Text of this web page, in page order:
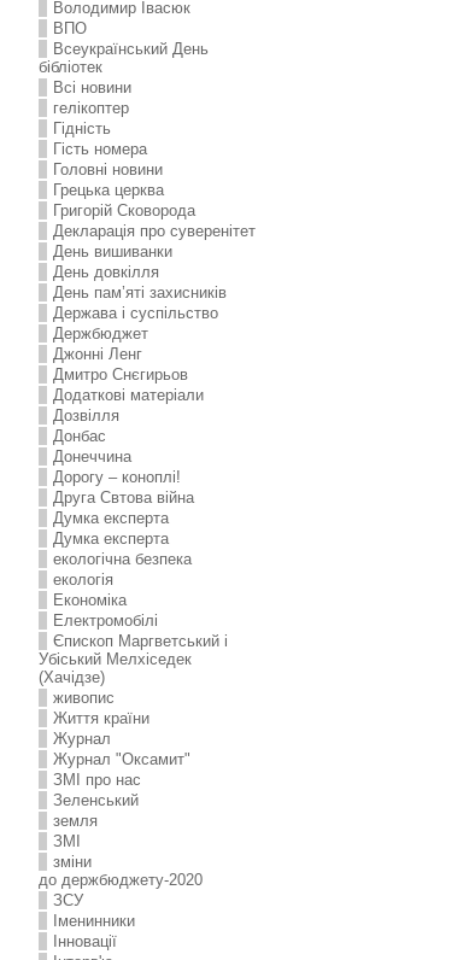
Володимир Івасюк
ВПО
Всеукраїнський День
бібліотек
Всі новини
гелікоптер
Гідність
Гість номера
Головні новини
Грецька церква
Григорій Сковорода
Декларація про суверенітет
День вишиванки
День довкілля
День пам’яті захисників
Держава і суспільство
Держбюджет
Джонні Ленг
Дмитро Снєгирьов
Додаткові матеріали
Дозвілля
Донбас
Донеччина
Дорогу – коноплі!
Друга Свтова війна
Думка експерта
Думка експерта
екологічна безпека
екологія
Економіка
Електромобілі
Єпископ Маргветський і
Убіський Мелхіседек
(Хачідзе)
живопис
Життя країни
Журнал
Журнал "Оксамит"
ЗMI про нас
Зеленський
земля
ЗМІ
зміни
до держбюджету-2020
ЗСУ
Іменинники
Інновації